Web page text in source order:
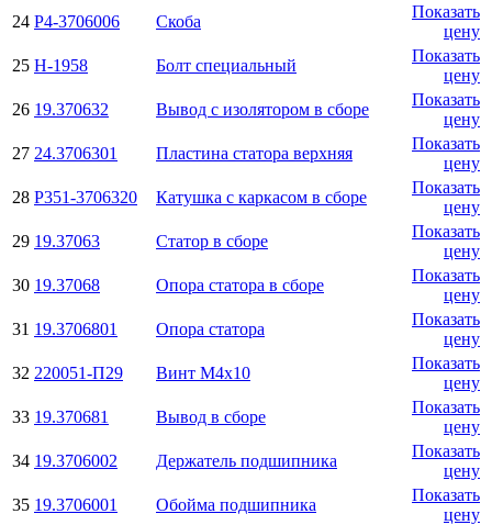
24 Р4-3706006 Скоба
Показать
цену
25 Н-1958 Болт специальный
Показать
цену
26 19.370632 Вывод с изолятором в сборе
Показать
цену
27 24.3706301 Пластина статора верхняя
Показать
цену
28 Р351-3706320 Катушка с каркасом в сборе
Показать
цену
29 19.37063 Статор в сборе
Показать
цену
30 19.37068 Опора статора в сборе
Показать
цену
31 19.3706801 Опора статора
Показать
цену
32 220051-П29 Винт М4х10
Показать
цену
33 19.370681 Вывод в сборе
Показать
цену
34 19.3706002 Держатель подшипника
Показать
цену
35 19.3706001 Обойма подшипника
Показать
цену